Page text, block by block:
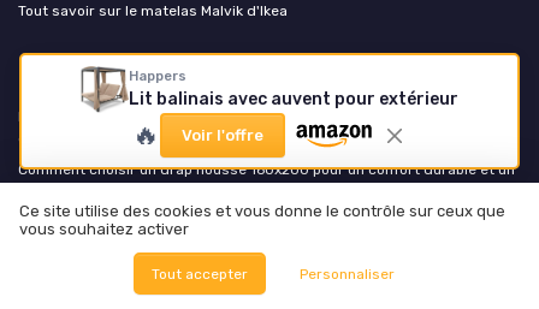
Happers
Lit balinais avec auvent pour extérieur
🔥 Voir l'offre
Tout savoir sur le matelas Malvik d'Ikea
Les derniers articles
Rentrée 2026 : équiper un studio étudiant avec un matelas qui tient le
coup quatre ans
Comment choisir un drap housse 160x200 pour un confort durable et un
Comment choisir un drap housse 160x200 pour un confort durable
Bien choisir et entretenir son drap housse pour protéger durablement le
Ce site utilise des cookies et vous donne le contrôle sur ceux que
vous souhaitez activer
Tout accepter Personnaliser